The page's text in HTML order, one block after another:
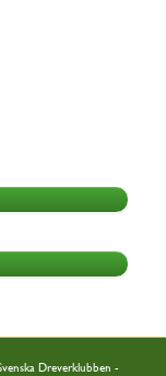
Dreverklubben -